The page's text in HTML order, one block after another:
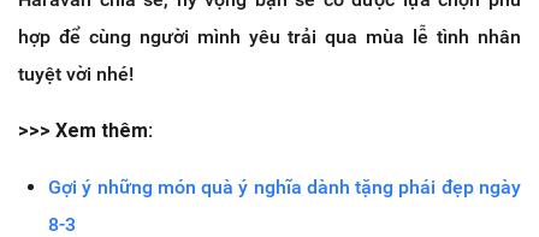
hợp để cùng người mình yêu trải qua mùa lễ tình nhân
tuyệt vời nhé!
>>> Xem thêm:
Gợi ý những món quà ý nghĩa dành tặng phái đẹp ngày
8-3